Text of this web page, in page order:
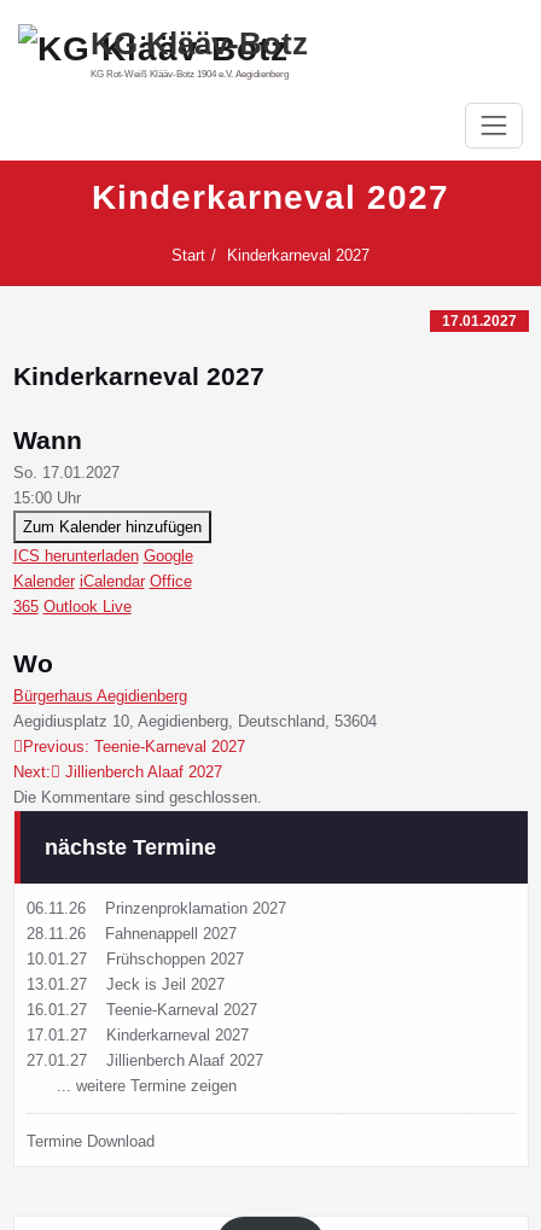
Inhalt
springen
KG Klääv-Botz
KG Rot-Weiß Klääv-Botz 1904 e.V. Aegidienberg
Kinderkarneval 2027
Start Kinderkarneval 2027
17.01.2027
Kinderkarneval 2027
Wann
So. 17.01.2027
15:00 Uhr
Zum Kalender hinzufügen
ICS herunterladen Google
Kalender iCalendar Office
365 Outlook Live
Wo
Bürgerhaus Aegidienberg
Aegidiusplatz 10, Aegidienberg, Deutschland, 53604
Beitragsnavigation
Previous: Teenie-Karneval 2027
Next:
Jillienberch Alaaf 2027
Die Kommentare sind geschlossen.
nächste Termine
06.11.26
Prinzenproklamation 2027
28.11.26
Fahnenappell 2027
10.01.27
Frühschoppen 2027
13.01.27 Jeck is Jeil 2027
16.01.27 Teenie-Karneval 2027
17.01.27
Kinderkarneval 2027
27.01.27 Jillienberch Alaaf 2027
... weitere Termine zeigen
Termine Download